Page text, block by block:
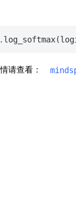
. log_softmax(
请查看：